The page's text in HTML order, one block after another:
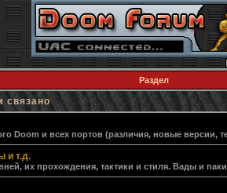
Раздел
связано
Doom и всех портов (различия, новые версии,
и т.д.
их прохождения, тактики и стиля. Вады и